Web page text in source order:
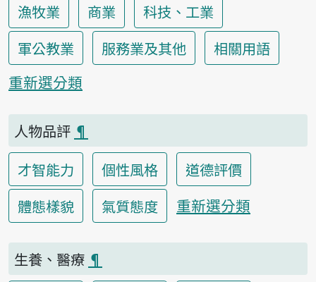
漁牧業
商業
科技、工業
軍公教業
服務業及其他
相關用語
重新選分類
人物品評 ¶
才智能力
個性風格
道德評價
體態樣貌
氣質態度 重新選分類
生養、醫療 ¶